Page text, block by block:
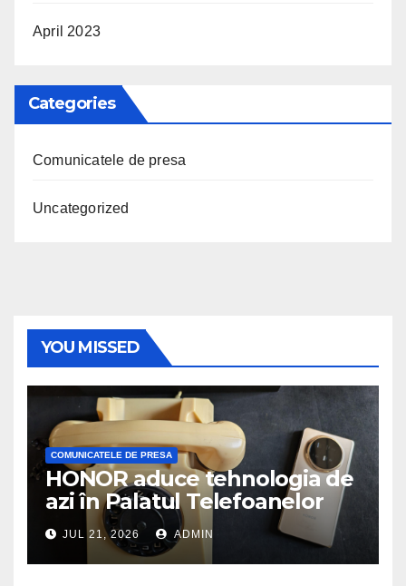
April 2023
Categories
Comunicatele de presa
Uncategorized
YOU MISSED
COMUNICATELE DE PRESA
HONOR aduce tehnologia de
azi în Palatul Telefoanelor
JUL 21, 2026 ADMIN